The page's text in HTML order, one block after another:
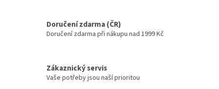
Doručení zdarma (ČR)
Doručení zdarma při nákupu nad 1999 Kč
Zákaznický servis
Vaše potřeby jsou naší prioritou